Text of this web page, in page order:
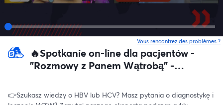
Vous rencontrez des problèmes ?
🔥Spotkanie on-line dla pacjentów -
"Rozmowy z Panem Wątrobą" -
👉Szukasz wiedzy o HBV lub HCV? Masz pytania o diagnostykę i